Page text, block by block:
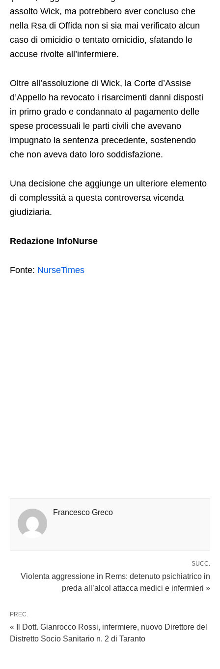
assolto Wick, ma potrebbero aver concluso che
nella Rsa di Offida non si sia mai verificato alcun
caso di omicidio o tentato omicidio, sfatando le
accuse rivolte all’infermiere.
Oltre all’assoluzione di Wick, la Corte d’Assise
d’Appello ha revocato i risarcimenti danni disposti
in primo grado e condannato al pagamento delle
spese processuali le parti civili che avevano
impugnato la sentenza precedente, sostenendo
che non aveva dato loro soddisfazione.
Una decisione che aggiunge un ulteriore elemento
di complessità a questa controversa vicenda
giudiziaria.
Redazione InfoNurse
Fonte: NurseTimes
Francesco Greco
SUCC.
Violenta aggressione in Rems: detenuto psichiatrico in
preda all’alcol attacca medici e infermieri »
PREC.
« Il Dott. Gianrocco Rossi, infermiere, nuovo Direttore del
Distretto Socio Sanitario n. 2 di Taranto